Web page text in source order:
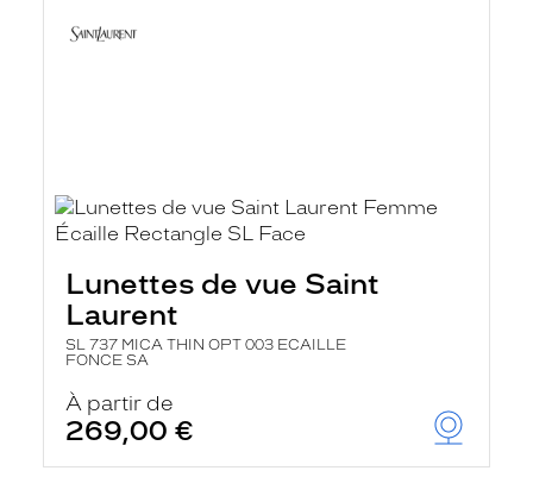
Lunettes de vue Saint
Laurent
SL 737 MICA THIN OPT 003 ECAILLE
FONCE SA
À partir de
269,00 €